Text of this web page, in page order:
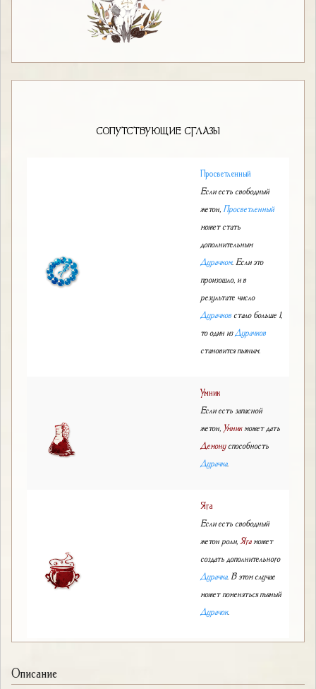
СОПУТСТВУЮЩИЕ СГЛАЗЫ
Просветленный
Если есть свободный
жетон, Просветленный
может стать
дополнительным
Дурачком. Если это
произошло, и в
результате число
Дурачковстало больше 1,
то один изДурачков
становится пьяным.
Умник
Если есть запасной
жетон, Умникможет дать
Демонуспособность
Дурачка.
Яга
Если есть свободный
жетон роли, Ягаможет
создать дополнительного
Дурачка. В этом случае
может поменяться пьяный
Дурачок.
Описание